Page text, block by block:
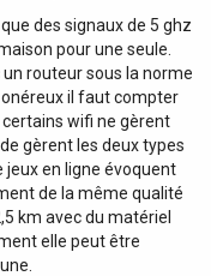
des signaux de 5 ghz
pour une seule.
routeur sous la norme
onéreux il faut compter
wifi ne gèrent
gèrent les deux types
jeux en ligne évoquent
de la même qualité
km avec du matériel
elle peut être